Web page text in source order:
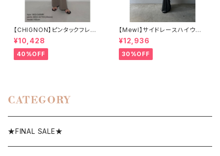
【CHIGNON】ピンタックフレア
パンツ[3853-337KK]
¥10,428
40%OFF
【Mewl】サイドレースハイウエ
ストサロペット
¥12,936
30%OFF
CATEGORY
★FINAL SALE★